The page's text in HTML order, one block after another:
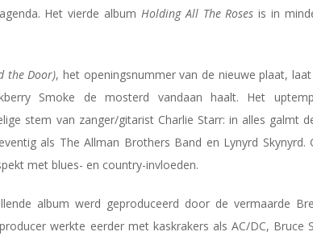
Het vierde album Holding All The Roses is in
the Door), het openingsnummer van de nieuwe plaat,
Smoke de mosterd vandaan haalt. Het
stem van zanger/gitarist Charlie Starr: in alles galmt
als The Allman Brothers Band en Lynyrd Skynyrd.
met blues- en country-invloeden.
album werd geproduceerd door de vermaarde
werkte eerder met kaskrakers als AC/DC, Bruce